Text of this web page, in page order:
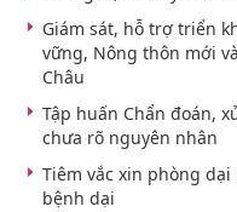
Giám sát, hỗ trợ triển
vững, Nông thôn mới
Châu
Tập huấn Chẩn đoán,
chưa rõ nguyên nhân
Tiêm vắc xin phòng
bệnh dại